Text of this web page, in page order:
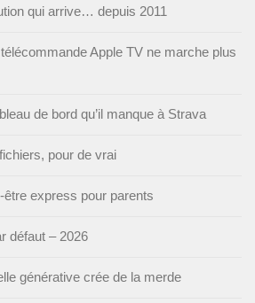
qui arrive… depuis 2011
Apple TV ne marche plus
de bord qu’il manque à Strava
pour de vrai
express pour parents
défaut – 2026
générative crée de la merde